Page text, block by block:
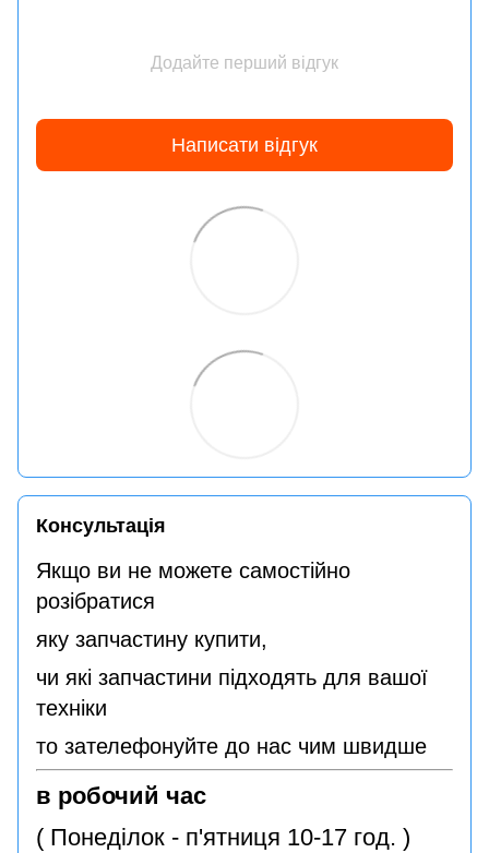
Додайте перший відгук
Написати відгук
Консультація
Якщо ви не можете самостійно
розібратися
яку запчастину купити,
чи які запчастини підходять для вашої
техніки
то зателефонуйте до нас чим швидше
в робочий час
( Понеділок - п'ятниця 10-17 год. )